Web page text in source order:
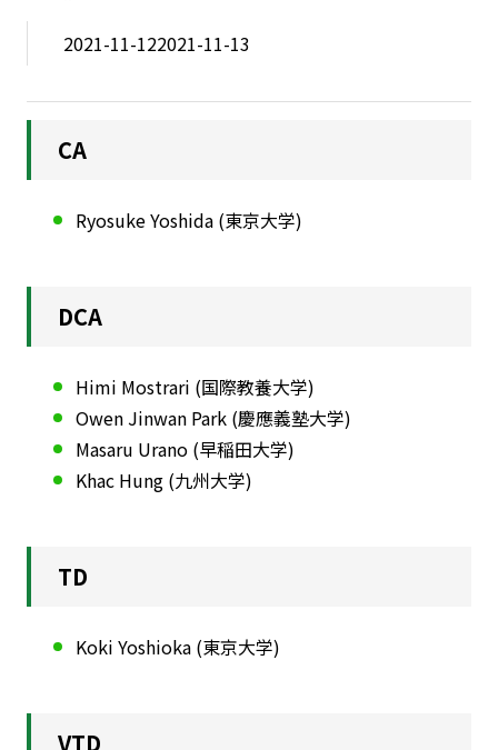
2021-11-122021-11-13
CA
Ryosuke Yoshida (東京大学)
DCA
Himi Mostrari (国際教養大学)
Owen Jinwan Park (慶應義塾大学)
Masaru Urano (早稲田大学)
Khac Hung (九州大学)
TD
Koki Yoshioka (東京大学)
VTD